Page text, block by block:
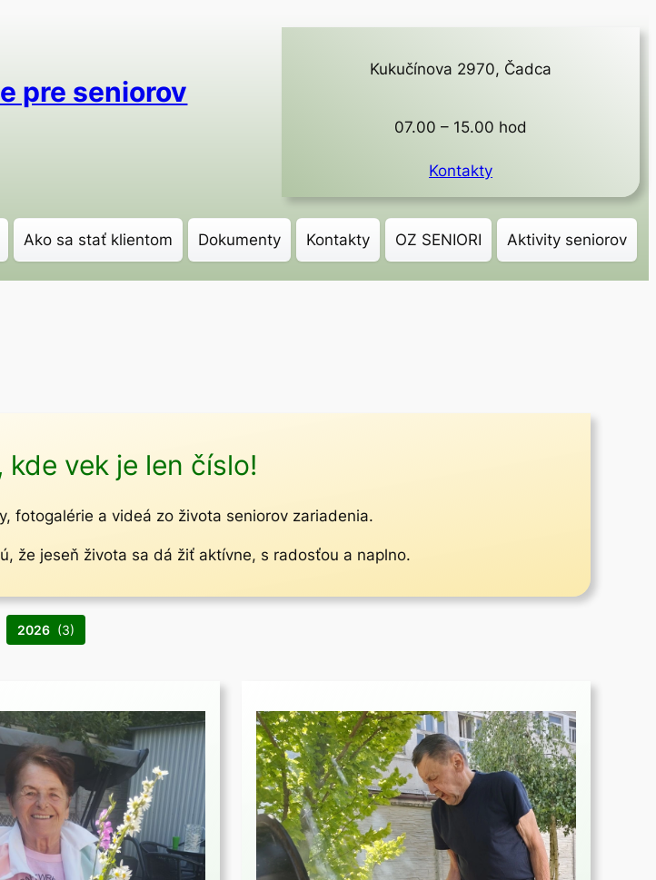
pre seniorov
Kukučínova 2970, Čadca
07.00 – 15.00 hod
Kontakty
Ako sa stať klientom Dokumenty Kontakty OZ SENIORI Aktivity seniorov
vek je len číslo!
fotogalérie a videá zo života seniorov zariadenia.
že jeseň života sa dá žiť aktívne, s radosťou a naplno.
2026 (3)